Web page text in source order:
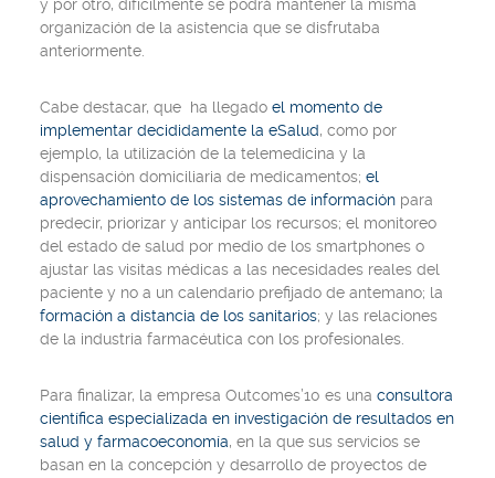
y por otro, difícilmente se podrá mantener la misma
organización de la asistencia que se disfrutaba
anteriormente.
Cabe destacar, que ha llegado el momento de
implementar decididamente la eSalud, como por
ejemplo, la utilización de la telemedicina y la
dispensación domiciliaria de medicamentos; el
aprovechamiento de los sistemas de información para
predecir, priorizar y anticipar los recursos; el monitoreo
del estado de salud por medio de los smartphones o
ajustar las visitas médicas a las necesidades reales del
paciente y no a un calendario prefijado de antemano; la
formación a distancia de los sanitarios; y las relaciones
de la industria farmacéutica con los profesionales.
Para finalizar, la empresa Outcomes’10 es una consultora
científica especializada en investigación de resultados en
salud y farmacoeconomía, en la que sus servicios se
basan en la concepción y desarrollo de proyectos de